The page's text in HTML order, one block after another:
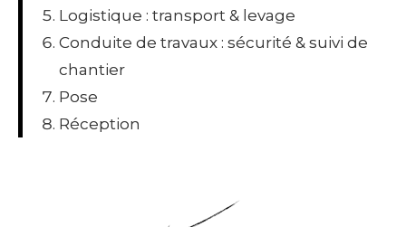
Logistique : transport & levage
Conduite de travaux : sécurité & suivi de
chantier
Pose
Réception